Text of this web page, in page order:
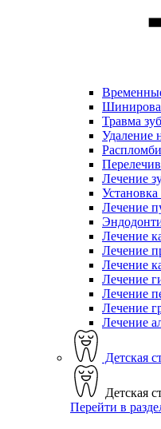
Травма
Удаление
Лечение
Лечение
Лечение
Лечение
Лечение
Лечение
Лечение
Лечение
Лечение
Детская
Детская
Перейти в